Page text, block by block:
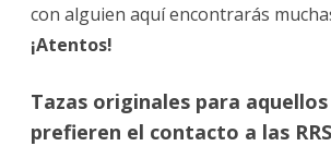
con alguien aquí encontrarás
¡Atentos!
Tazas originales para
prefieren el contacto a las